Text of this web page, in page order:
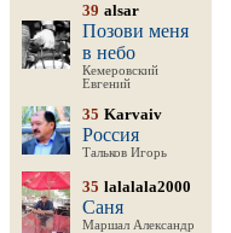
39 alsar
Позови меня
в небо
Кемеровский
Евгений
35 Karvaiv
Россия
Тальков Игорь
35 lalalala2000
Саня
Маршал Александр